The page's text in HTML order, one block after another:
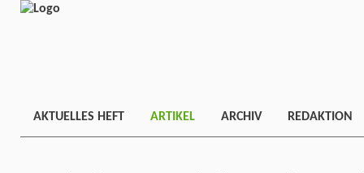
AKTUELLES HEFT ARTIKEL ARCHIV REDAKTION